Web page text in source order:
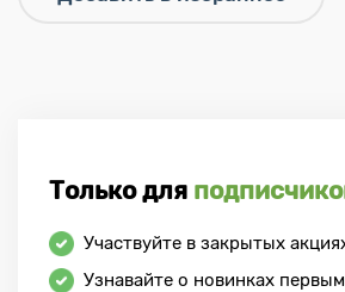
Только для
Участвуйте в закрытых
Узнавайте о новинках